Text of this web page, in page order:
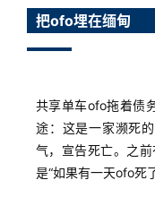
把ofo埋在缅甸
共享单车ofo拖着债
途：这是一家濒死
气，宣告死亡。之
是“如果有一天ofo死